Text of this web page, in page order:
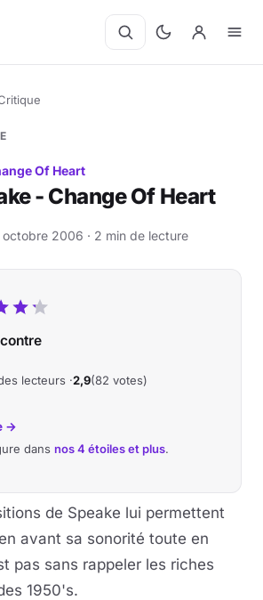
Of Heart
- Change Of Heart
octobre 2006 · 2 min de lecture
lecteurs ·2,9(82 votes)
→
dans nos 4 étoiles et plus.
de Speake lui permettent
avant sa sonorité toute en
pas sans rappeler les riches
1950's.